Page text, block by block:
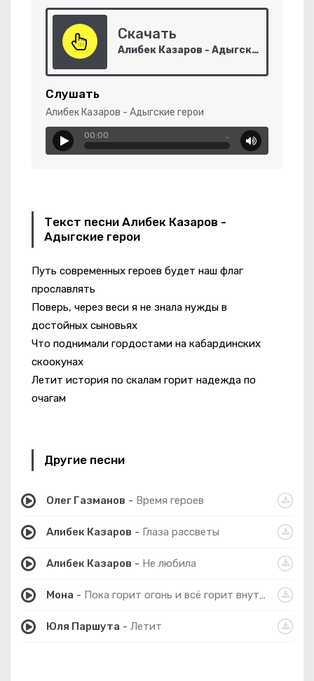
Скачать
Алибек Казаров - Адыгские герои
Слушать
Алибек Казаров - Адыгские герои
00:00 …
Текст песни Алибек Казаров -
Адыгские герои
Путь современных героев будет наш флаг
прославлять
Поверь, через веси я не знала нужды в
достойных сыновьях
Что поднимали гордостами на кабардинских
скоокунах
Летит история по скалам горит надежда по
очагам
Другие песни
Олег Газманов - Время героев
Алибек Казаров - Глаза рассветы
Алибек Казаров - Не любила
Мона - Пока горит огонь и всё горит внутри
Юля Паршута - Летит